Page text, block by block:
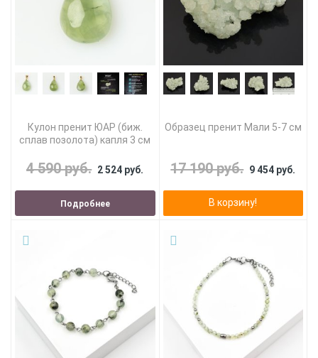
Кулон пренит ЮАР (биж.
сплав позолота) капля 3 см
4 590 руб. 2 524 руб.
Подробнее
Образец пренит Мали 5-7 см
17 190 руб. 9 454 руб.
В корзину!